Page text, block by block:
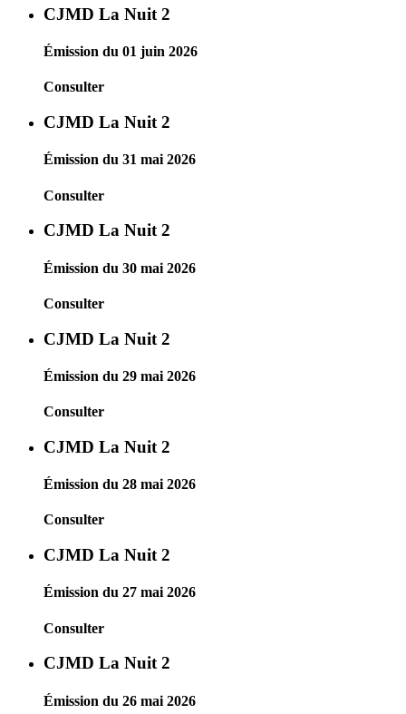
CJMD La Nuit 2
Émission du 01 juin 2026
Consulter
CJMD La Nuit 2
Émission du 31 mai 2026
Consulter
CJMD La Nuit 2
Émission du 30 mai 2026
Consulter
CJMD La Nuit 2
Émission du 29 mai 2026
Consulter
CJMD La Nuit 2
Émission du 28 mai 2026
Consulter
CJMD La Nuit 2
Émission du 27 mai 2026
Consulter
CJMD La Nuit 2
Émission du 26 mai 2026